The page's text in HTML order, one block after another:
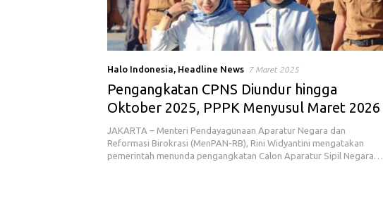
Halo Indonesia, Headline News 7 Maret 2025
Pengangkatan CPNS Diundur hingga
Oktober 2025, PPPK Menyusul Maret 2026
JAKARTA – Menteri Pendayagunaan Aparatur Negara dan
Reformasi Birokrasi (MenPAN-RB), Rini Widyantini mengatakan
pemerintah menunda pengangkatan Calon Aparatur Sipil Negara…